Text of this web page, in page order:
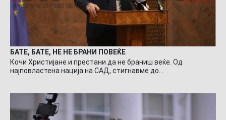
БАТЕ, БАТЕ, НЕ НЕ БРАНИ ПОВЕЌЕ
Кочи Христијане и престани да не браниш веќе. Од
најповластена нација на САД, стигнавме до…